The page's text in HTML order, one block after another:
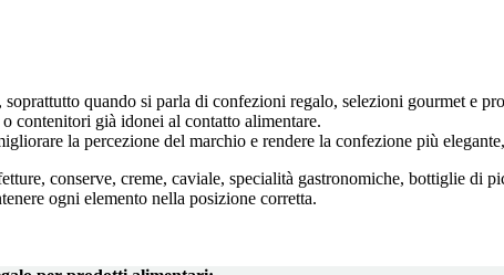
quando si parla di confezioni regalo, selezioni gourmet e
contenitori già idonei al contatto alimentare.
la percezione del marchio e rendere la confezione più
conserve, creme, caviale, specialità gastronomiche, bottiglie di
ogni elemento nella posizione corretta.